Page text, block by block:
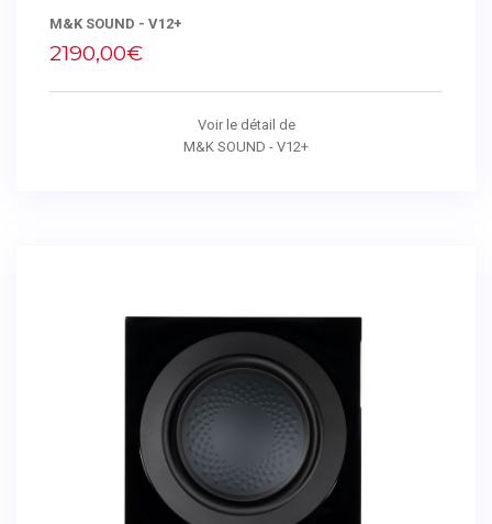
M&K SOUND - V12+
2190,00€
Voir le détail de
M&K SOUND - V12+